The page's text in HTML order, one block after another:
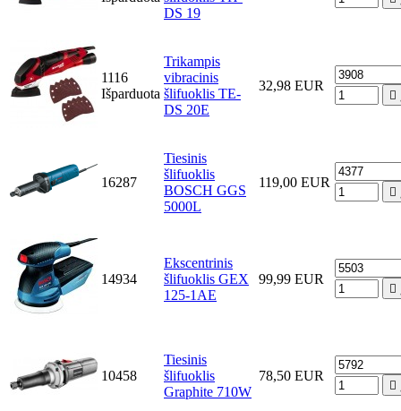
DS 19
1116
Išparduota
Trikampis
vibracinis
šlifuoklis TE-
DS 20E
32,98 EUR

16287
Tiesinis
šlifuoklis
BOSCH GGS
5000L
119,00 EUR

14934
Ekscentrinis
šlifuoklis GEX
125-1AE
99,99 EUR

10458
Tiesinis
šlifuoklis
Graphite 710W
78,50 EUR
